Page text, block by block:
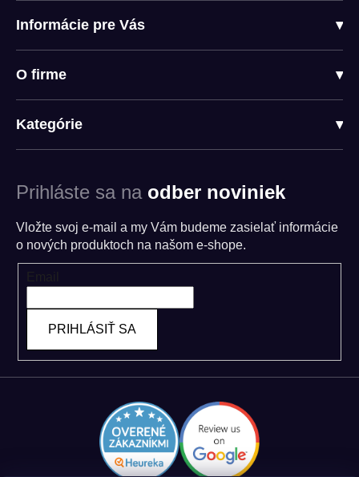
Informácie pre Vás ▾
O firme ▾
Kategórie ▾
Prihláste sa na odber noviniek
Vložte svoj e-mail a my Vám budeme zasielať informácie
o nových produktoch na našom e-shope.
PRIHLÁSIŤ SA